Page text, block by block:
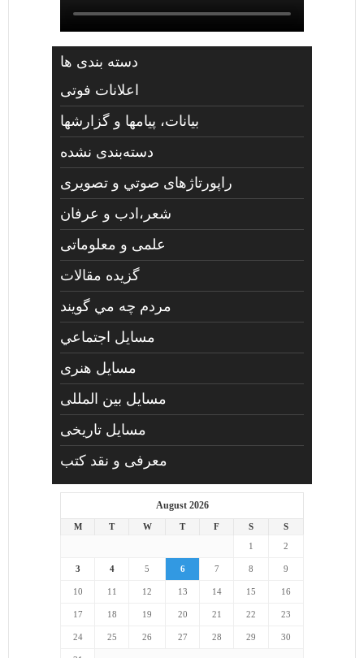
دسته بندی ها
اعلانات فوتی
بیانات، پیامها و گزارشها
دسته‌بندی نشده
راپورتاژهای صوتي و تصويری
شعر،ادب و عرفان
علمی و معلوماتی
گزیده مقالات
مردم چه مي گويند
مسايل اجتماعي
مسايل هنری
مسایل بین المللی
مسایل تاریخی
معرفی و نقد کتب
August 2026
M T W T F S
S
1
2
3 4 5 6 7 8 9
10 11 12 13 14 15 16
17 18 19 20 21 22 23
24 25 26 27 28 29 30